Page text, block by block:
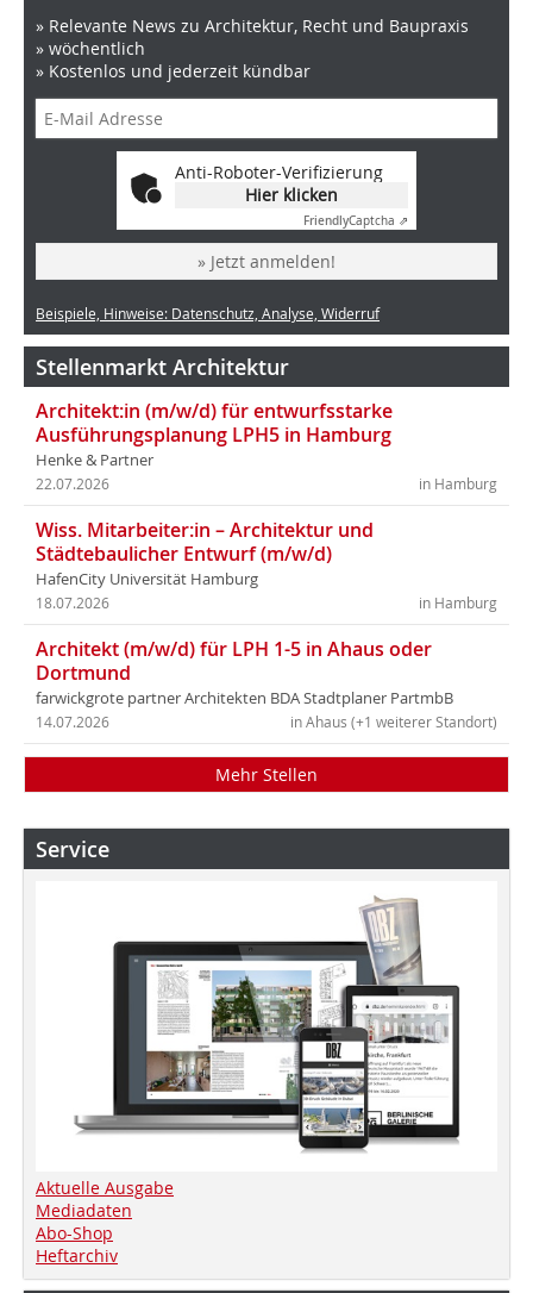
» Relevante News zu Architektur, Recht und Baupraxis
» wöchentlich
» Kostenlos und jederzeit kündbar
Anti-Roboter-Verifizierung
Hier klicken
FriendlyCaptcha ⇗
» Jetzt anmelden!
Beispiele, Hinweise: Datenschutz, Analyse, Widerruf
Stellenmarkt Architektur
Architekt:in (m/w/d) für entwurfsstarke
Ausführungsplanung LPH5 in Hamburg
Henke & Partner
in Hamburg
22.07.2026
Wiss. Mitarbeiter:in – Architektur und
Städtebaulicher Entwurf (m/w/d)
HafenCity Universität Hamburg
in Hamburg
18.07.2026
Architekt (m/w/d) für LPH 1-5 in Ahaus oder
Dortmund
farwickgrote partner Architekten BDA Stadtplaner PartmbB
in Ahaus (+1 weiterer Standort)
14.07.2026
Mehr Stellen
Service
Aktuelle Ausgabe
Mediadaten
Abo-Shop
Heftarchiv